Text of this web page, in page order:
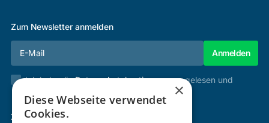
Zum Newsletter anmelden
Ich habe dieDatenschutzbestimmungengelesen und
Zertifizierung & Verifikation
×
Diese Webseite verwendet
Cookies.